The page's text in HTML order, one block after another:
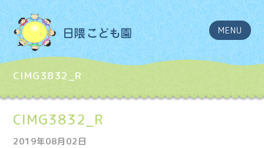
MENU
CIMG3832_R
CIMG3832_R
2019年08月02日